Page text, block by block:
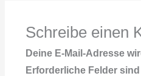
Schreibe einen
Deine E-Mail-Adresse
Erforderliche Felder